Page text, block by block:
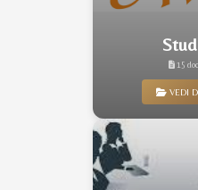
15
VEDI